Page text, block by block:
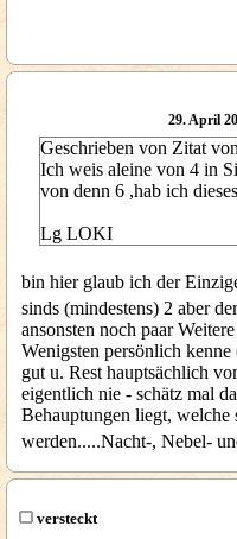
29. April
Geschrieben von Zitat von
Ich weis aleine von 4 in
von denn 6 ,hab ich
Lg LOKI
bin hier glaub ich der
sinds (mindestens) 2 aber
ansonsten noch paar
Wenigsten persönlich
gut u. Rest hauptsächlich
eigentlich nie - schätz mal
Behauptungen liegt, welche
werden.....Nacht-, Nebel-
versteckt